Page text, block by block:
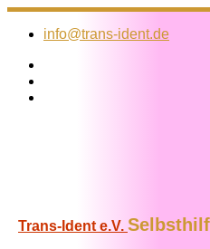
Zum
Inhalt
info@trans-ident.de
Trans-Ident e.V.